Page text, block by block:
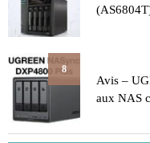
8
Avis –
aux NAS